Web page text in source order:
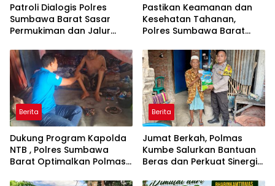
Patroli Dialogis Polres
Sumbawa Barat Sasar
Permukiman dan Jalur
Tetap Kondusif
Pastikan Keamanan dan
Kesehatan Tahanan,
Polres Sumbawa Barat
Rutan Secara Berkala
Berita
Dukung Program Kapolda
NTB , Polres Sumbawa
Barat Optimalkan Polmas
Berita
Jumat Berkah, Polmas
Kumbe Salurkan Bantuan
Beras dan Perkuat Sinergi